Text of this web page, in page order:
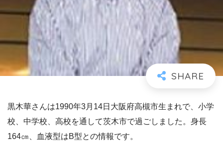
黒木華さんは1990年3月14日大阪府高槻市生まれで、小学
校、中学校、高校を通して茨木市で過ごしました。身長
164㎝、血液型はB型との情報です。